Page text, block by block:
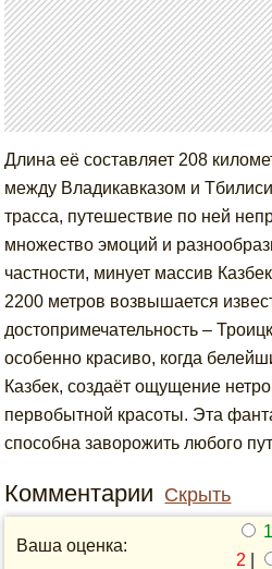
Длина её составляет 208
между Владикавказом и
трасса, путешествие по ней
множество эмоций и
частности, минует массив
2200 метров возвышается
достопримечательность –
особенно красиво, когда
Казбек, создаёт ощущение
первобытной красоты. Эта
способна заворожить любого
Комментарии Скрыть
Ваша оценка:
2